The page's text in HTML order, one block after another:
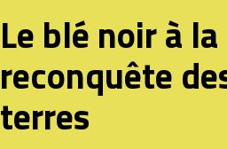
Le blé noir à la
reconquête
terres